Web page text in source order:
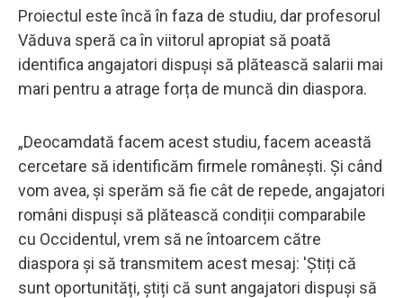
Proiectul este încă în faza de studiu, dar profesorul
Văduva speră ca în viitorul apropiat să poată
identifica angajatori dispuși să plătească salarii mai
mari pentru a atrage forța de muncă din diaspora.
„Deocamdată facem acest studiu, facem această
cercetare să identificăm firmele românești. Și când
vom avea, și sperăm să fie cât de repede, angajatori
români dispuși să plătească condiții comparabile
cu Occidentul, vrem să ne întoarcem către
diaspora și să transmitem acest mesaj: 'Știți că
sunt oportunități, știți că sunt angajatori dispuși să